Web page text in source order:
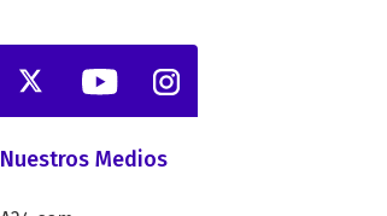
Nuestros Medios